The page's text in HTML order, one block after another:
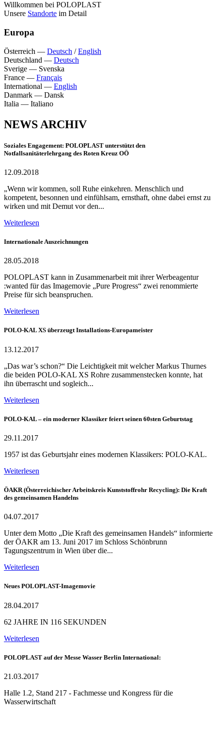
Willkommen bei POLOPLAST
Unsere Standorte im Detail
Europa
Österreich — Deutsch /English
Deutschland — Deutsch
Sverige — Svenska
France — Français
International — English
Danmark — Dansk
Italia — Italiano
NEWS ARCHIV
Soziales Engagement: POLOPLAST unterstützt den
Notfallsanitäterlehrgang des Roten Kreuz OÖ
12.09.2018
„Wenn wir kommen, soll Ruhe einkehren. Menschlich und
kompetent, besonnen und einfühlsam, ernsthaft, ohne dabei ernst zu
wirken und mit Demut vor den...
Weiterlesen
Internationale Auszeichnungen
28.05.2018
POLOPLAST kann in Zusammenarbeit mit ihrer Werbeagentur
:wanted für das Imagemovie „Pure Progress“ zwei renommierte
Preise für sich beanspruchen.
Weiterlesen
POLO-KAL XS überzeugt Installations-Europameister
13.12.2017
„Das war’s schon?“ Die Leichtigkeit mit welcher Markus Thurnes
die beiden POLO-KAL XS Rohre zusammenstecken konnte, hat
ihn überrascht und sogleich...
Weiterlesen
POLO-KAL – ein moderner Klassiker feiert seinen 60sten Geburtstag
29.11.2017
1957 ist das Geburtsjahr eines modernen Klassikers: POLO-KAL.
Weiterlesen
ÖAKR (Österreichischer Arbeitskreis Kunststoffrohr Recycling): Die Kraft
des gemeinsamen Handelns
04.07.2017
Unter dem Motto „Die Kraft des gemeinsamen Handels“ informierte
der ÖAKR am 13. Juni 2017 im Schloss Schönbrunn
Tagungszentrum in Wien über die...
Weiterlesen
Neues POLOPLAST-Imagemovie
28.04.2017
62 JAHRE IN 116 SEKUNDEN
Weiterlesen
POLOPLAST auf der Messe Wasser Berlin International:
21.03.2017
Halle 1.2, Stand 217 - Fachmesse und Kongress für die
Wasserwirtschaft